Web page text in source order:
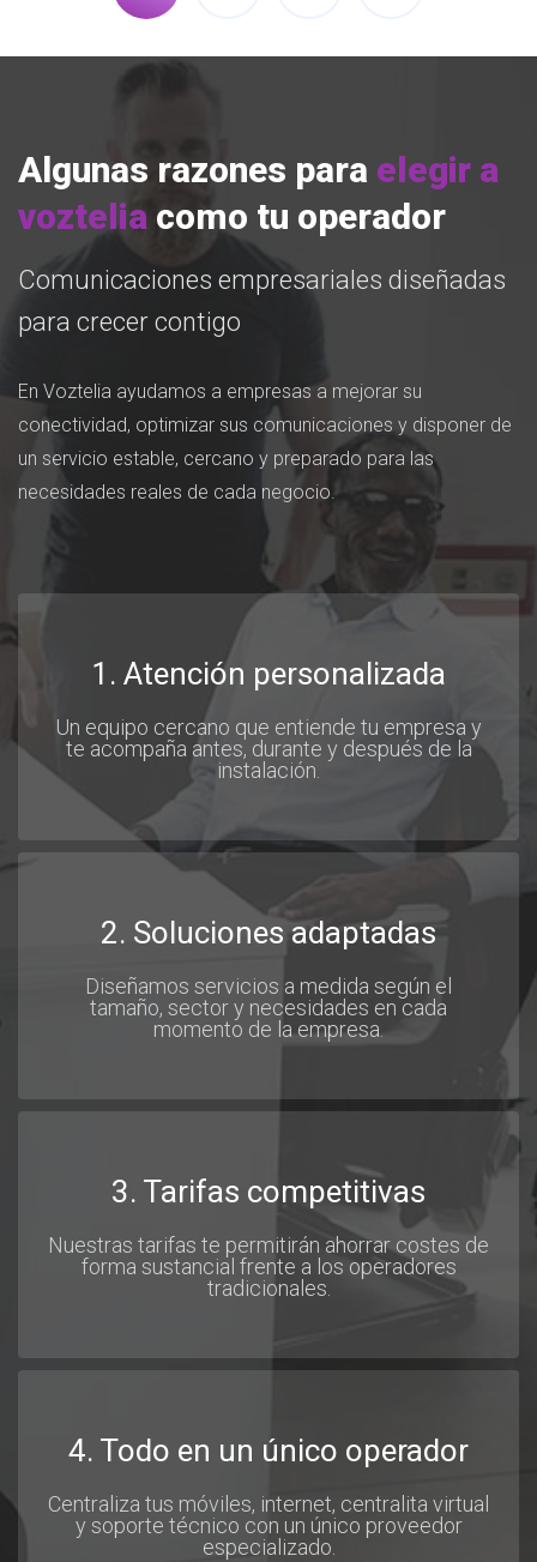
Algunas razones para elegir a
voztelia como tu operador
Comunicaciones empresariales diseñadas
para crecer contigo
En Voztelia ayudamos a empresas a mejorar su
conectividad, optimizar sus comunicaciones y disponer de
un servicio estable, cercano y preparado para las
necesidades reales de cada negocio.
1. Atención personalizada
Un equipo cercano que entiende tu empresa y
te acompaña antes, durante y después de la
instalación.
2. Soluciones adaptadas
Diseñamos servicios a medida según el
tamaño, sector y necesidades en cada
momento de la empresa.
3. Tarifas competitivas
Nuestras tarifas te permitirán ahorrar costes de
forma sustancial frente a los operadores
tradicionales.
4. Todo en un único operador
Centraliza tus móviles, internet, centralita virtual
y soporte técnico con un único proveedor
especializado.